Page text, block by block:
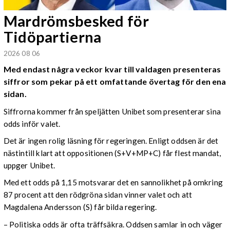
Mardrömsbesked för
Tidöpartierna
2026 08 06
Med endast några veckor kvar till valdagen presenteras
siffror som pekar på ett omfattande övertag för den ena
sidan.
Siffrorna kommer från speljätten Unibet som presenterar sina
odds inför valet.
Det är ingen rolig läsning för regeringen. Enligt oddsen är det
nästintill klart att oppositionen (S+V+MP+C) får flest mandat,
uppger Unibet.
Med ett odds på 1,15 motsvarar det en sannolikhet på omkring
87 procent att den rödgröna sidan vinner valet och att
Magdalena Andersson (S) får bilda regering.
– Politiska odds är ofta träffsäkra. Oddsen samlar in och väger